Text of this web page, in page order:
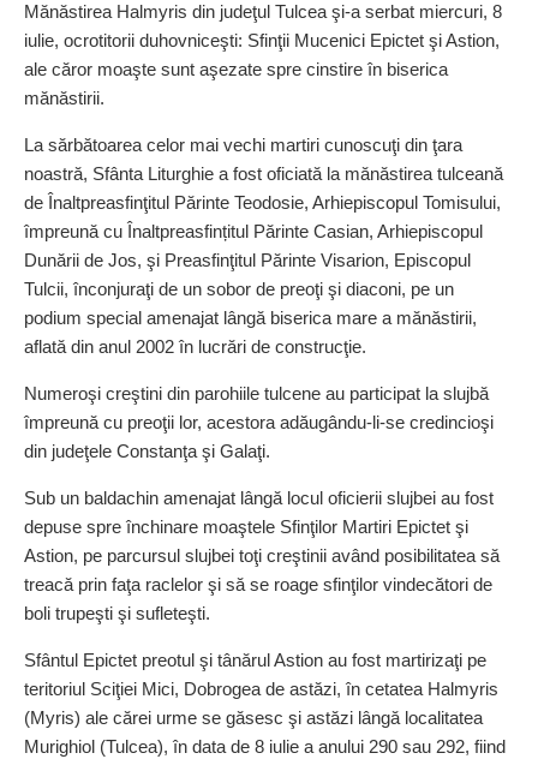
Mănăstirea Halmyris din judeţul Tulcea şi-a serbat miercuri, 8
iulie, ocrotitorii duhovniceşti: Sfinţii Mucenici Epictet şi Astion,
ale căror moaşte sunt aşezate spre cinstire în biserica
mănăstirii.
La sărbătoarea celor mai vechi martiri cunoscuţi din ţara
noastră, Sfânta Liturghie a fost oficiată la mănăstirea tulceană
de Înaltpreasfinţitul Părinte Teodosie, Arhiepiscopul Tomisului,
împreună cu Înaltpreasfințitul Părinte Casian, Arhiepiscopul
Dunării de Jos, şi Preasfinţitul Părinte Visarion, Episcopul
Tulcii, înconjuraţi de un sobor de preoţi şi diaconi, pe un
podium special amenajat lângă biserica mare a mănăstirii,
aflată din anul 2002 în lucrări de construcţie.
Numeroşi creştini din parohiile tulcene au participat la slujbă
împreună cu preoţii lor, acestora adăugându-li-se credincioşi
din judeţele Constanţa şi Galaţi.
Sub un baldachin amenajat lângă locul oficierii slujbei au fost
depuse spre închinare moaştele Sfinţilor Martiri Epictet şi
Astion, pe parcursul slujbei toţi creştinii având posibilitatea să
treacă prin faţa raclelor şi să se roage sfinţilor vindecători de
boli trupeşti şi sufleteşti.
Sfântul Epictet preotul şi tânărul Astion au fost martirizaţi pe
teritoriul Sciţiei Mici, Dobrogea de astăzi, în cetatea Halmyris
(Myris) ale cărei urme se găsesc şi astăzi lângă localitatea
Murighiol (Tulcea), în data de 8 iulie a anului 290 sau 292, fiind